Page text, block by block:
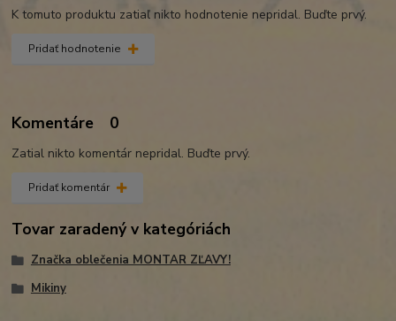
K tomuto produktu zatiaľ nikto hodnotenie nepridal. Buďte prvý.
Pridať hodnotenie
Komentáre 0
Zatial nikto komentár nepridal. Buďte prvý.
Pridať komentár
Tovar zaradený v kategóriách
Značka oblečenia MONTAR ZĽAVY!
Mikiny